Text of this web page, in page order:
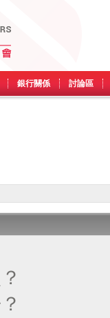
銀行關係 討論區